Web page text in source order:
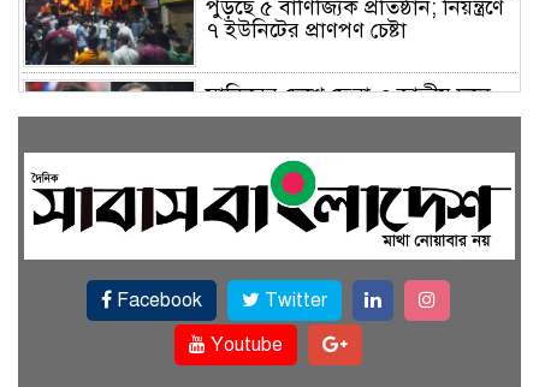
পুড়ছে ৫ বাণিজ্যিক প্রতিষ্ঠান; নিয়ন্ত্রণে
৭ ইউনিটের প্রাণপণ চেষ্টা
সাকিবের দেশে ফেরা ও জাতীয় দলে
ফেরার সম্ভাবনা নেই, ইঙ্গিত ক্রীড়া
ফেসবুকে যুক্ত হলো বিকাশ, সহজ
হলো ডিজিটাল পেমেন্ট
বৃষ্টি উপেক্ষা করে ‘জুলাই গণঅভ্যুত্থান
স্মৃতি জাদুঘরে’ দর্শনার্থীদের ঢল
Facebook
Twitter
Youtube